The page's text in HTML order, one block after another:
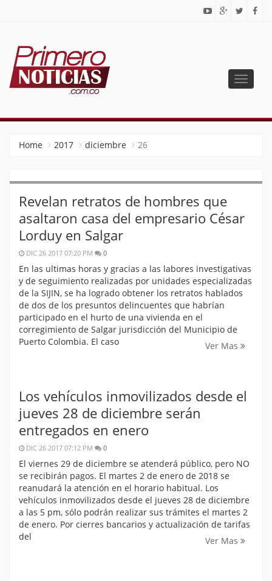
Toggle
Home 2017 diciembre 26
Revelan retratos de hombres que
asaltaron casa del empresario César
Lorduy en Salgar
DIC 26 2017 07:20 PM 0
En las ultimas horas y gracias a las labores investigativas
y de seguimiento realizadas por unidades especializadas
de la SIJIN, se ha logrado obtener los retratos hablados
de dos de los presuntos delincuentes que habrían
participado en el hurto de una vivienda en el
corregimiento de Salgar jurisdicción del Municipio de
Puerto Colombia. El caso
Ver Mas
Los vehículos inmovilizados desde el
jueves 28 de diciembre serán
entregados en enero
DIC 26 2017 07:12 PM 0
El viernes 29 de diciembre se atenderá público, pero NO
se recibirán pagos. El martes 2 de enero de 2018 se
reanudará la atención en el horario habitual. Los
vehículos inmovilizados desde el jueves 28 de diciembre
a las 5 pm, sólo podrán realizar sus trámites el martes 2
de enero. Por cierres bancarios y actualización de tarifas
del
Ver Mas